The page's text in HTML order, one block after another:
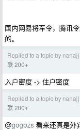
国内网易将军令，腾讯
的。
Replied to a topic by nanajj
联 200+
入户密度 -> 住户密度
Replied to a topic by nanajj
联 200+
@gogozs 看来还真是外